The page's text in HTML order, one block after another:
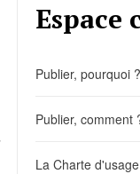
Espace
Publier, pourquoi ?
Publier, comment
La Charte d'usage